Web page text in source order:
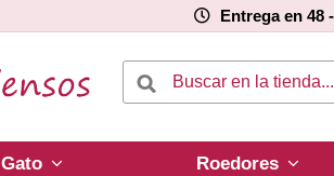
Entrega en 48
Gato Roedores